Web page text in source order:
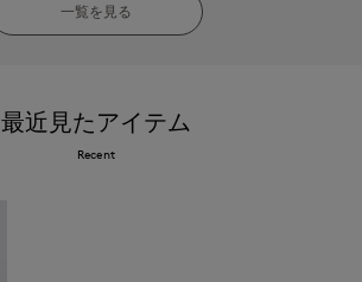
一覧を見る
最近見たアイテム
Recent